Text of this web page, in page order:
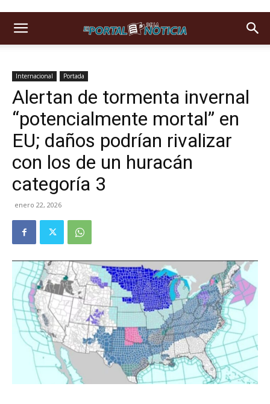
Internacional Portada
Alertan de tormenta invernal
“potencialmente mortal” en
EU; daños podrían rivalizar
con los de un huracán
categoría 3
enero 22, 2026